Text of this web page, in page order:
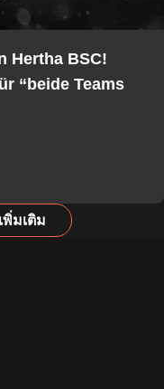
Hertha BSC!
“beide Teams
มเติม